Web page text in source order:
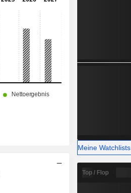
Meine Watchlists
Top / Flop